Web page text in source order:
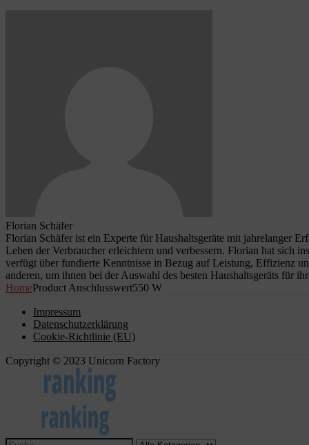
Florian Schäfer
Florian Schäfer ist ein Experte für Haushaltsgeräte mit jahrelanger
Leben der Verbraucher erleichtern und verbessern. Florian hat sich
verfügt über fundierte Kenntnisse in Bezug auf Leistung, Effizienz
anderen, um ihnen bei der Auswahl des besten Haushaltsgeräts für
HomeProduct Anschlusswert550 W
Impressum
Datenschutzerklärung
Cookie-Richtlinie (EU)
Copyright © 2023 Unicorn Factory